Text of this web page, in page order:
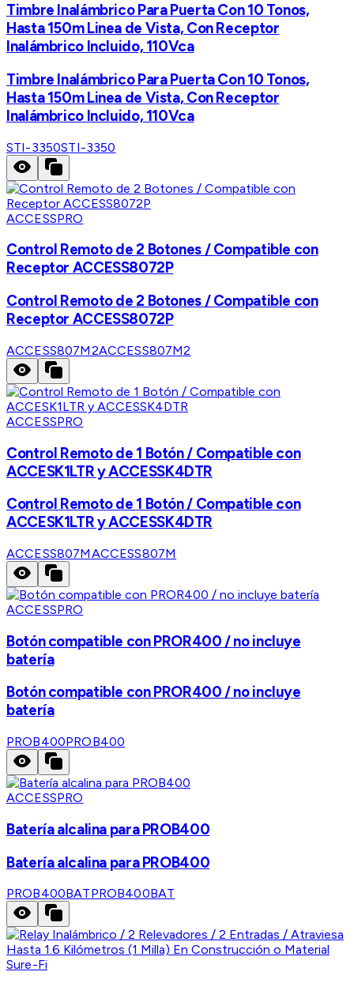
Timbre Inalámbrico Para Puerta Con 10 Tonos,
Hasta 150m Linea de Vista, Con Receptor
Inalámbrico Incluido, 110Vca
Timbre Inalámbrico Para Puerta Con 10 Tonos,
Hasta 150m Linea de Vista, Con Receptor
Inalámbrico Incluido, 110Vca
STI-3350STI-3350
ACCESSPRO
Control Remoto de 2 Botones / Compatible con
Receptor ACCESS8072P
Control Remoto de 2 Botones / Compatible con
Receptor ACCESS8072P
ACCESS807M2ACCESS807M2
ACCESSPRO
Control Remoto de 1 Botón / Compatible con
ACCESK1LTR y ACCESSK4DTR
Control Remoto de 1 Botón / Compatible con
ACCESK1LTR y ACCESSK4DTR
ACCESS807MACCESS807M
ACCESSPRO
Botón compatible con PROR400 / no incluye
batería
Botón compatible con PROR400 / no incluye
batería
PROB400PROB400
ACCESSPRO
Batería alcalina para PROB400
Batería alcalina para PROB400
PROB400BATPROB400BAT
Sure-Fi